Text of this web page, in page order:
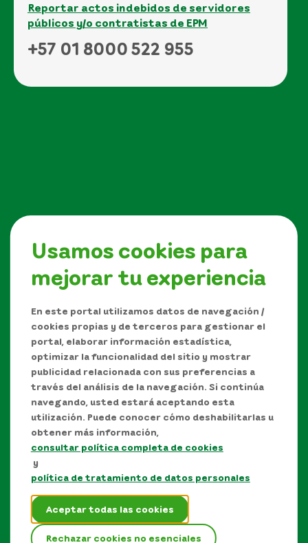
Usamos cookies para
mejorar tu experiencia
En este portal utilizamos datos de navegación /
cookies propias y de terceros para gestionar el
portal, elaborar información estadística,
optimizar la funcionalidad del sitio y mostrar
publicidad relacionada con sus preferencias a
través del análisis de la navegación. Si continúa
navegando, usted estará aceptando esta
utilización. Puede conocer cómo deshabilitarlas u
obtener más información,
consultar política completa de cookies
y
política de tratamiento de datos personales
Aceptar todas las cookies
Rechazar cookies no esenciales
Reportar actos indebidos de servidores
públicos y/o contratistas de EPM
+57 01 8000 522 955
Síguenos en
Manual de Derechos de Autor y/o autorización de
uso sobre los contenidos
Política de protección de datos personales
Términos y condiciones del sitio